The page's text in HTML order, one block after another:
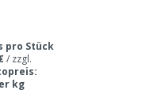
pro Stück
/ zzgl.
kg